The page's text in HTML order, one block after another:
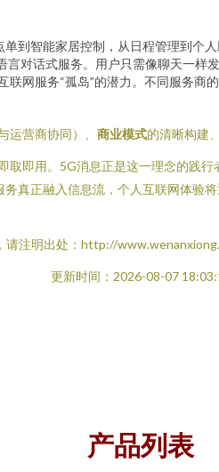
到智能家居控制，从日程管理到个人
对话式服务。用户只需像聊天一样
网服务“孤岛”的潜力。不同服务商
运营商协同）、 商业模式的清晰构建、
即用。5G消息正是这一理念的践
真正融入信息流，个人互联网体验
请注明出处：http://
更新时间：2026-08-07
产品列表